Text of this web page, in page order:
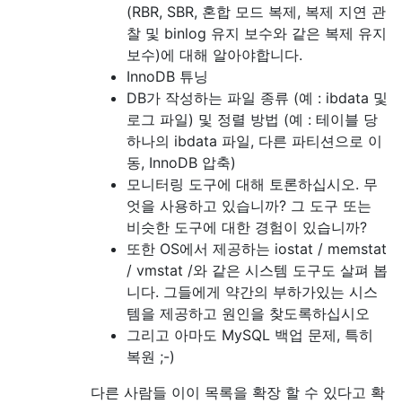
(RBR, SBR, 혼합 모드 복제, 복제 지연 관
찰 및 binlog 유지 보수와 같은 복제 유지
보수)에 대해 알아야합니다.
InnoDB 튜닝
DB가 작성하는 파일 종류 (예 : ibdata 및
로그 파일) 및 정렬 방법 (예 : 테이블 당
하나의 ibdata 파일, 다른 파티션으로 이
동, InnoDB 압축)
모니터링 도구에 대해 토론하십시오. 무
엇을 사용하고 있습니까? 그 도구 또는
비슷한 도구에 대한 경험이 있습니까?
또한 OS에서 제공하는 iostat / memstat
/ vmstat /와 같은 시스템 도구도 살펴 봅
니다. 그들에게 약간의 부하가있는 시스
템을 제공하고 원인을 찾도록하십시오
그리고 아마도 MySQL 백업 문제, 특히
복원 ;-)
다른 사람들 이이 목록을 확장 할 수 있다고 확